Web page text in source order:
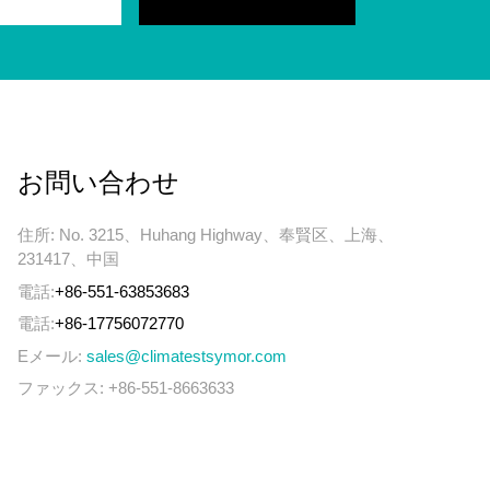
お問い合わせ
住所: No. 3215、Huhang Highway、奉賢区、上海、
231417、中国
電話:+86-551-63853683
電話:+86-17756072770
Eメール: sales@climatestsymor.com
ファックス: +86-551-8663633